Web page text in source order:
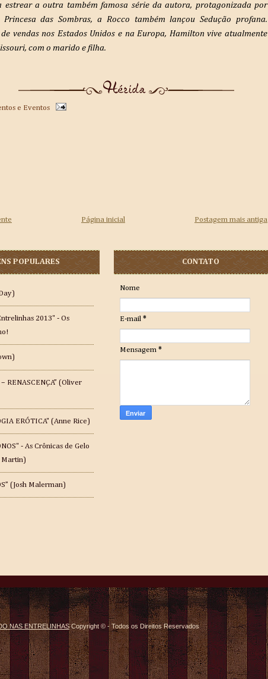
estrear a outra também famosa série da autora, protagonizada por
Princesa das Sombras, a Rocco também lançou Sedução profana.
de vendas nos Estados Unidos e na Europa, Hamilton vive atualmente
com o marido e filha.
e Eventos
Postagem mais antiga
Página inicial
POPULARES
2013" - Os
– RENASCENÇA” (Oliver
ERÓTICA" (Anne Rice)
- As Crônicas de Gelo
Martin)
(Josh Malerman)
CONTATO
Nome
E-mail *
Mensagem *
NAS ENTRELINHASCopyright © - Todos os Direitos Reservados